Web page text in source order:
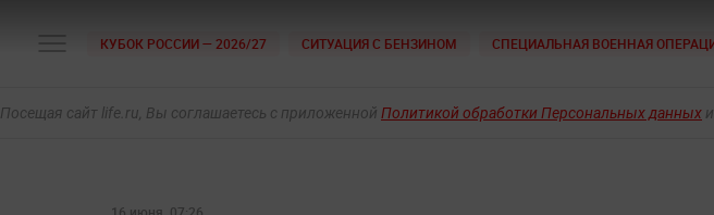
КУБОК РОССИИ — 2026/27 СИТУАЦИЯ С БЕНЗИНОМ СПЕЦИАЛЬНАЯ ВОЕННАЯ
Посещая сайт life.ru, Вы соглашаетесь с приложенной Политикой обработки Персональных данных